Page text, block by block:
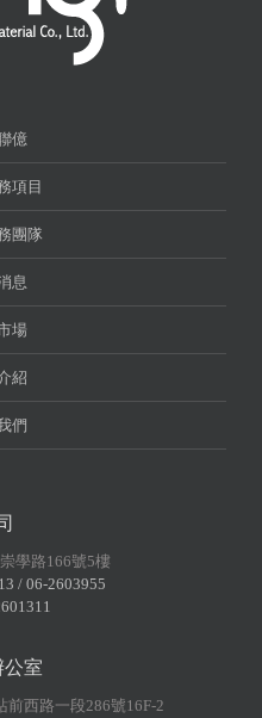
億
項目
團隊
息
場
紹
們
學路166號5樓
/ 06-2603955
公室
前西路一段286號16F-2